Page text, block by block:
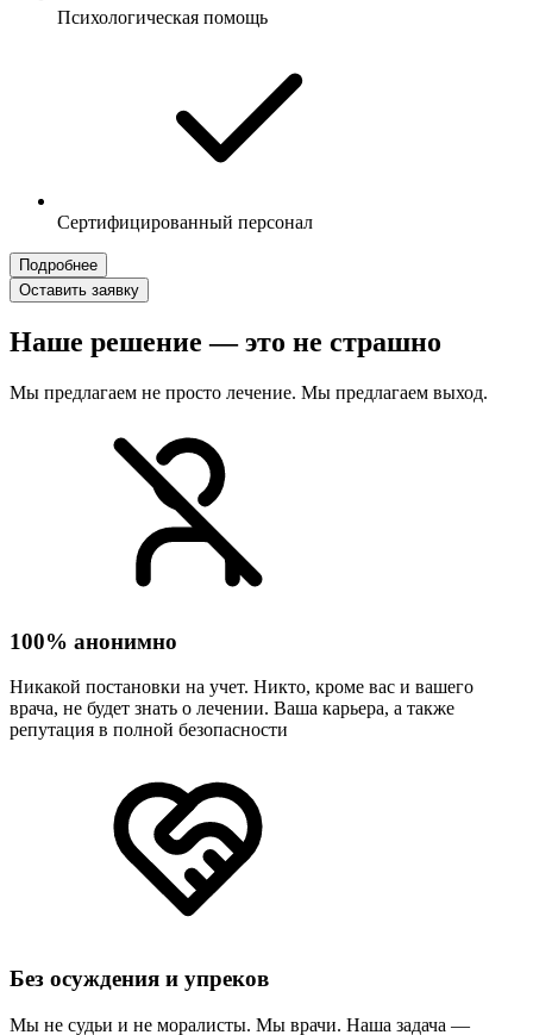
Психологическая помощь
Сертифицированный персонал
Подробнее
Оставить заявку
Наше решение — это не страшно
Мы предлагаем не просто лечение. Мы предлагаем выход.
100% анонимно
Никакой постановки на учет. Никто, кроме вас и вашего
врача, не будет знать о лечении. Ваша карьера, а также
репутация в полной безопасности
Без осуждения и упреков
Мы не судьи и не моралисты. Мы врачи. Наша задача —